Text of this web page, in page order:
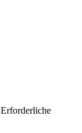
Erforderliche